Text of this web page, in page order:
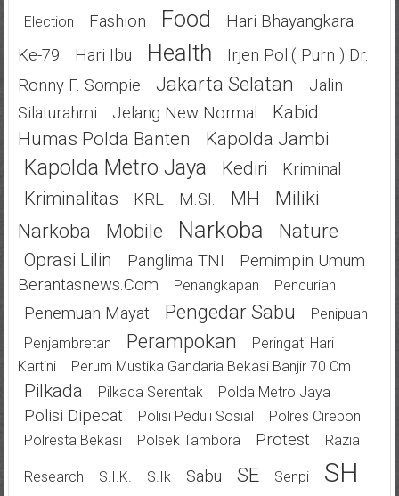
Election Fashion Food
Hari Bhayangkara
Ke-79
Hari Ibu Health
Irjen Pol.( Purn ) Dr.
Ronny F. Sompie
Jakarta Selatan
Jalin
Silaturahmi
Jelang New Normal
Kabid
Humas Polda Banten
Kapolda Jambi
Kapolda Metro Jaya Kediri Kriminal
Kriminalitas KRL M.SI. MH
Miliki
Narkoba
Mobile Narkoba Nature
Oprasi Lilin Panglima TNI
Pemimpin Umum
Berantasnews.com
Penangkapan Pencurian
Penemuan Mayat Pengedar Sabu
Penipuan
Penjambretan
Perampokan
Peringati Hari
Kartini
Perum Mustika Gandaria Bekasi Banjir 70 Cm
Pilkada Pilkada Serentak Polda Metro Jaya
Polisi Dipecat Polisi Peduli Sosial
Polres Cirebon
Polresta Bekasi
Polsek Tambora Protest Razia
Research S.I.K. S.Ik Sabu SE Senpi SH